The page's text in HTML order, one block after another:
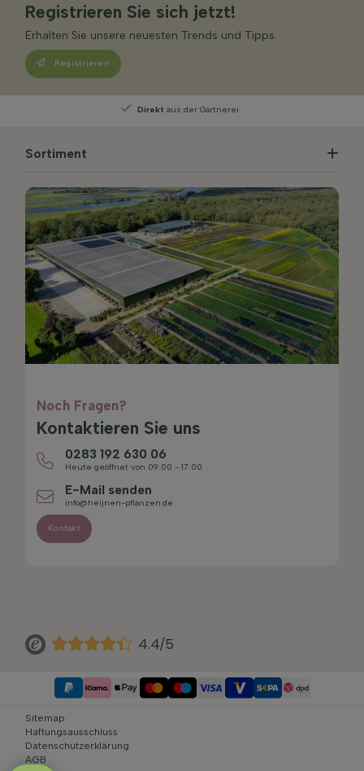
Registrieren Sie sich jetzt!
Erhalten Sie unsere neuesten Trends und Tipps.
Registrieren
Direkt aus der Gärtnerei
Sortiment
Noch Fragen?
Kontaktieren Sie uns
0283 192 630 06
Heute geöffnet von 09:00 - 17:00
E-Mail senden
info@heijnen-pflanzen.de
Kontakt
4.4/5
Sitemap
Haftungsausschluss
Datenschutzerklärung
AGB